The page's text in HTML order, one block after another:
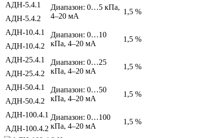
АДН-5.4.1
Диапазон: 0…5 кПа,
4–20 мА
1,5 %
АДН-5.4.2
АДН-10.4.1
Диапазон: 0…10
кПа, 4–20 мА
1,5 %
АДН-10.4.2
АДН-25.4.1
Диапазон: 0…25
кПа, 4–20 мА
1,5 %
АДН-25.4.2
АДН-50.4.1
Диапазон: 0…50
кПа, 4–20 мА
1,5 %
АДН-50.4.2
АДН-100.4.1 Диапазон: 0…100
кПа, 4–20 мА
1,5 %
АДН-100.4.2